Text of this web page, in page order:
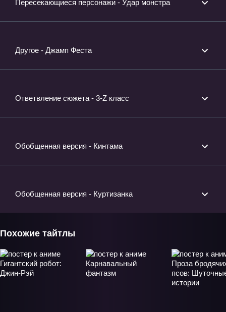
Пересекающиеся персонажи - Удар монстра
Другое - Джамп Феста
Ответвление сюжета - 3-Z класс
Обобщенная версия - Кинтама
Обобщенная версия - Куртизанка
Похожие тайтлы